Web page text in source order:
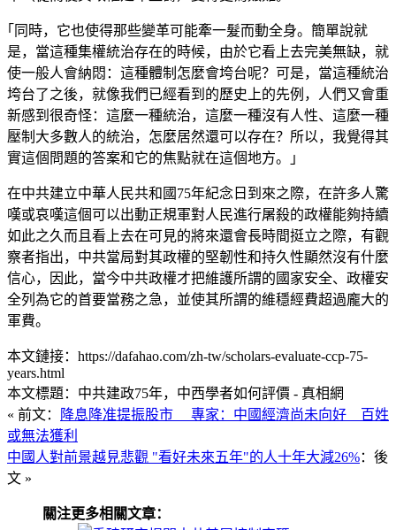
｢同時，它也使得那些變革可能牽一髮而動全身。簡單說就
是，當這種集權統治存在的時候，由於它看上去完美無缺，就
使一般人會納悶：這種體制怎麼會垮台呢？可是，當這種統治
垮台了之後，就像我們已經看到的歷史上的先例，人們又會重
新感到很奇怪：這麼一種統治，這麼一種沒有人性、這麼一種
壓制大多數人的統治，怎麼居然還可以存在？所以，我覺得其
實這個問題的答案和它的焦點就在這個地方。｣
在中共建立中華人民共和國75年紀念日到來之際，在許多人驚
嘆或哀嘆這個可以出動正規軍對人民進行屠殺的政權能夠持續
如此之久而且看上去在可見的將來還會長時間挺立之際，有觀
察者指出，中共當局對其政權的堅韌性和持久性顯然沒有什麼
信心，因此，當今中共政權才把維護所謂的國家安全、政權安
全列為它的首要當務之急，並使其所謂的維穩經費超過龐大的
軍費。
本文鏈接：https://dafahao.com/zh-tw/scholars-evaluate-ccp-75-
years.html
本文標題：中共建政75年，中西學者如何評價 - 真相網
« 前文：
降息降准提振股市 專家：中國經濟尚未向好 百姓
或無法獲利
中國人對前景越見悲觀 "看好未來五年"的人十年大減26%：後
文 »
關注更多相關文章：